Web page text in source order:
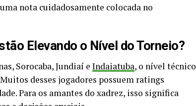
nota cuidadosamente colocada no
Elevando o Nível do Torneio?
Sorocaba, Jundiaí e Indaiatuba, o nível técnico
desses jogadores possuem ratings
Para os amantes do xadrez, isso significa